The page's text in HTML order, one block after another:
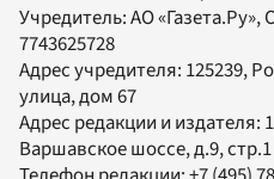
Учредитель:АО «Газета.Ру»,
7743625728
Адрес учредителя: 125239,
улица, дом 67
Адрес редакции и издателя:
Варшавское шоссе, д.9, стр.1